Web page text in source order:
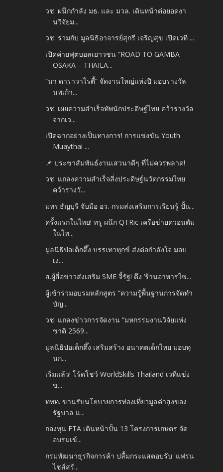
วช. ผนึกกำลัง มธ. และ มวล. เดินหน้าต่อยอดงา
นวิจัยม...
วช. ร่วมกับ มูลนิธิอาจารย์สุกรี เจริญสุข เปิดเวที ...
เปิดค่ายฟุตบอลเยาวชน “ROAD TO GAMBA
OSAKA – THAILA...
“นา ดาราวาไรตี้” จัดงานใหญ่แห่งปี มอบรางวัล
นพเก้า...
วช. เผยความสำเร็จทัพนักประดิษฐ์ไทย คว้ารางวัล
จากเว...
เปิดฉากอย่างเป็นทางการ! การแข่งขัน Youth
Muaythai ...
📌 ประชาสัมพันธ์งานเสวนาดีๆ ที่ไม่ควรพลาด!
วช. แถลงความสำเร็จสิ่งประดิษฐ์นวัตกรรมไทย
คว้ารางวั...
มทร.ธัญบุรี จับมือ อว.-กรมส่งเสริมการเรียนรู้ ปั้น...
ครั้งแรกในไทย! ทรู ผนึก QTRic เครือข่ายควอนตัม
ในไท...
มูลนิธิป่อเต็กตึ๊ง บรรเทาทุกข์ ส่งต่อกำลังใจ มอบ
เง...
ส.ผู้สื่อข่าวส่งเสริม SME จี้รัฐ! ดึง ‘ร้านอาหารไซ...
ผู้เข้าร่วมอบรมหลักสูตร “ความรู้พื้นฐานการจัดทำ
บัญ...
วช. แถลงข่าวการจัดงาน “มหกรรมงานวิจัยแห่ง
ชาติ 2569...
มูลนิธิป่อเต็กตึ๊ง เสริมสร้าง อนาคตเด็กไทย มอบทุ
นก...
เริ่มแล้ว! โร้ดโชว์ WorldSkills Thailand เวทีแข่ง
ข...
ททท. ขานรับนโยบายการท่องเที่ยวมูลค่าสูงของ
รัฐบาล แ...
กองทุน FTA เดินหน้าปั้น 13 โครงการเกษตร จัด
อบรมเข้...
กรมพัฒนาธุรกิจการค้า ปลื้มกระแสตอบรับ 'แฟรน
ไชส์สร้...